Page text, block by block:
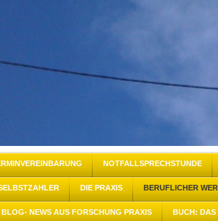
NOTFALLSPRECHSTUNDE
DIE PRAXIS BERUFLICHER
BLOG- NEWS AUS FORSCHUNG PRAXIS BUCH: DAS